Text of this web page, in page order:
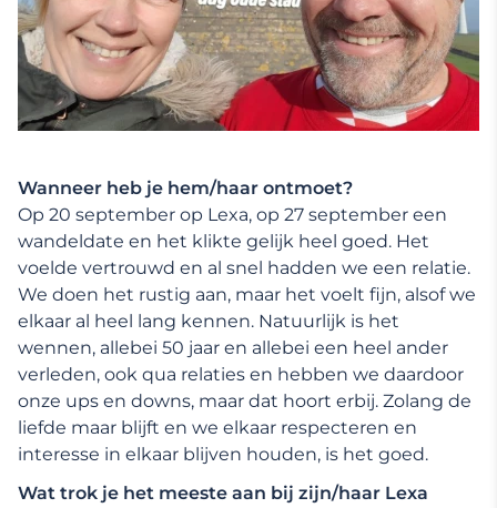
Wanneer heb je hem/haar ontmoet?
Op 20 september op Lexa, op 27 september een
wandeldate en het klikte gelijk heel goed. Het
voelde vertrouwd en al snel hadden we een relatie.
We doen het rustig aan, maar het voelt fijn, alsof we
elkaar al heel lang kennen. Natuurlijk is het
wennen, allebei 50 jaar en allebei een heel ander
verleden, ook qua relaties en hebben we daardoor
onze ups en downs, maar dat hoort erbij. Zolang de
liefde maar blijft en we elkaar respecteren en
interesse in elkaar blijven houden, is het goed.
Wat trok je het meeste aan bij zijn/haar Lexa